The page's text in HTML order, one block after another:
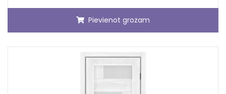
Pievienot grozam